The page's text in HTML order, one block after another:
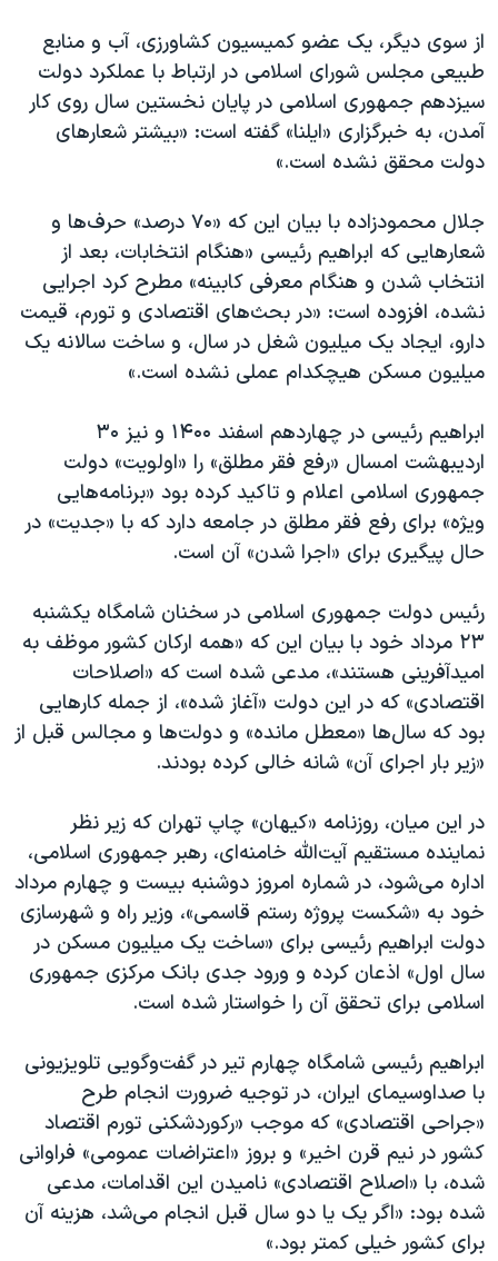
از سوی دیگر، یک عضو کمیسیون کشاورزی، آب و منابع
طبیعی مجلس شورای اسلامی در ارتباط با عملکرد دولت
سیزدهم جمهوری اسلامی در پایان نخستین سال روی کار
آمدن،‌ به خبرگزاری «ایلنا» گفته است: «بیشتر شعار‌های
دولت محقق نشده است.»
جلال محمودزاده با بیان این که «۷۰ درصد» حرف‌ها و
شعارهایی که ابراهیم رئیسی «هنگام انتخابات، بعد از
انتخاب شدن و هنگام معرفی کابینه» مطرح کرد اجرایی
نشده، افزوده است: «در بحث‌های اقتصادی و تورم، قیمت‌
دارو، ایجاد یک میلیون شغل در سال، و ساخت سالانه یک
میلیون مسکن هیچکدام عملی نشده است.»
ابراهیم رئیسی در چهاردهم اسفند ۱۴۰۰ و نیز ۳۰
اردیبهشت‌ امسال «رفع فقر مطلق» را «اولویت» دولت
جمهوری اسلامی اعلام و تاکید کرده بود «برنامه‌هایی
ویژه» برای رفع فقر مطلق در جامعه دارد که با «جدیت» در
حال پیگیری برای «اجرا شدن» آن است.
رئیس دولت جمهوری اسلامی در سخنان شامگاه یکشنبه
۲۳ مرداد خود با بیان این که «همه ارکان کشور موظف به
امیدآفرینی هستند»، مدعی شده است که «اصلاحات
اقتصادی» که در این دولت «آغاز شده»، از جمله کارهایی
بود که سال‌ها «معطل مانده» و دولت‌ها و مجالس قبل از
«زیر بار اجرای آن» شانه خالی کرده بودند.
در این میان، روزنامه «کیهان» چاپ تهران که زیر نظر
نماینده مستقیم آیت‌الله خامنه‌ای،‌ رهبر جمهوری اسلامی،
اداره می‌شود، در شماره امروز دوشنبه بیست و چهارم مرداد
خود به «شکست پروژه رستم قاسمی»، وزیر راه و شهرسازی
دولت ابراهیم رئیسی برای «ساخت یک میلیون مسکن در
سال اول» اذعان کرده و ورود جدی بانک مرکزی جمهوری
اسلامی برای تحقق آن را خواستار شده است.
ابراهیم رئیسی شامگاه چهارم تیر در گفت‌و‌گویی تلویزیونی
با صداوسیمای ایران، در توجیه ضرورت انجام طرح
«جراحی اقتصادی» که موجب «رکوردشکنی تورم اقتصاد
کشور در نیم قرن اخیر» و بروز «اعتراضات عمومی» فراوانی
شده، با «اصلاح اقتصادی» نامیدن این اقدامات، مدعی
شده بود: «اگر یک یا دو سال قبل انجام می‌شد، هزینه آن
برای کشور خیلی کمتر بود.»